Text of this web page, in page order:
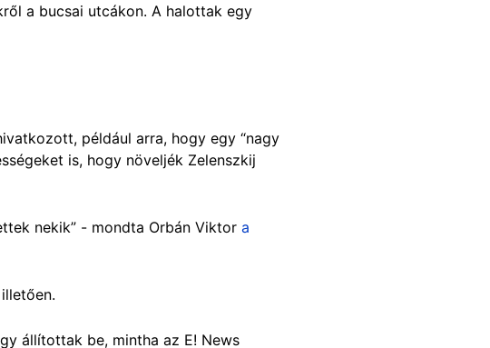
a bucsai utcákon. A halottak egy
például arra, hogy egy “nagy
is, hogy növeljék Zelenszkij
nekik” - mondta Orbán Viktor a
állítottak be, mintha az E! News